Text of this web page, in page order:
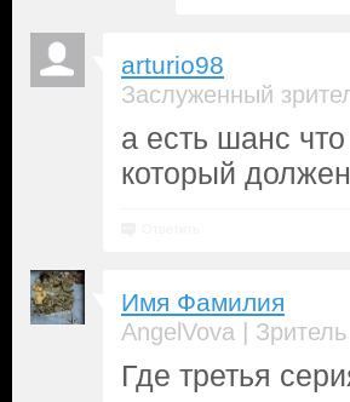
arturio98
Заслуженный
а есть шанс
который
Имя Фамилия
AngelVova | Зритель
Где третья